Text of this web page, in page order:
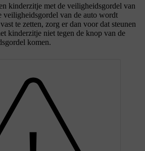
kinderzitje met de veiligheidsgordel van
veiligheidsgordel van de auto wordt
te zetten, zorg er dan voor dat steunen
kinderzitje niet tegen de knop van de
komen.